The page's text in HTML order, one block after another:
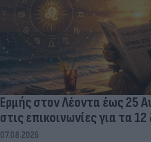
Ερμής στον Λέοντα έως 25
στις επικοινωνίες για τα
07.08.2026